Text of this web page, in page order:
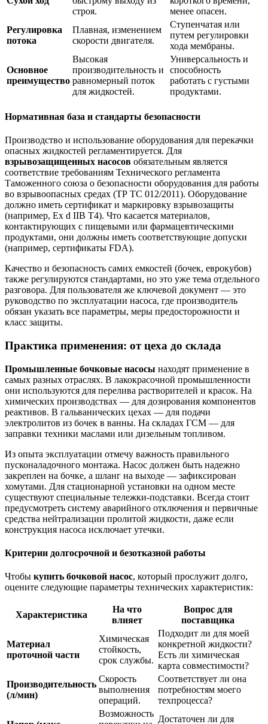
строя.
менее опасен.
Регулировка
потока
Плавная, изменением
скорости двигателя.
Ступенчатая или
путем регулировки
хода мембраны.
Основное
преимущество
Высокая
производительность и
равномерный поток
для жидкостей.
Универсальность и
способность
работать с густыми
продуктами.
Нормативная база и стандарты безопасности
Производство и использование оборудования для перекачки
опасных жидкостей регламентируется. Для
взрывозащищенных насосов обязательным является
соответствие требованиям Технического регламента
Таможенного союза о безопасности оборудования для работы
во взрывоопасных средах (ТР ТС 012/2011). Оборудование
должно иметь сертификат и маркировку взрывозащиты
(например, Ex d IIB T4). Что касается материалов,
контактирующих с пищевыми или фармацевтическими
продуктами, они должны иметь соответствующие допуски
(например, сертификаты FDA).
Качество и безопасность самих емкостей (бочек, еврокубов)
также регулируются стандартами, но это уже тема отдельного
разговора. Для пользователя же ключевой документ — это
руководство по эксплуатации насоса, где производитель
обязан указать все параметры, меры предосторожности и
класс защиты.
Практика применения: от цеха до склада
Промышленные бочковые насосы находят применение в
самых разных отраслях. В лакокрасочной промышленности
они используются для перелива растворителей и красок. На
химических производствах — для дозирования компонентов
реактивов. В гальванических цехах — для подачи
электролитов из бочек в ванны. На складах ГСМ — для
заправки техники маслами или дизельным топливом.
Из опыта эксплуатации отмечу важность правильного
пусконаладочного монтажа. Насос должен быть надежно
закреплен на бочке, а шланг на выходе — зафиксирован
хомутами. Для стационарной установки на одном месте
существуют специальные тележки-подставки. Всегда стоит
предусмотреть систему аварийного отключения и первичные
средства нейтрализации пролитой жидкости, даже если
конструкция насоса исключает утечки.
Критерии долгосрочной и безотказной работы
Чтобы купить бочковой насос, который прослужит долго,
оцените следующие параметры технических характеристик:
Характеристика
На что
влияет
Вопрос для
поставщика
Материал
проточной части
Химическая
стойкость,
срок службы.
Подходит ли для моей
конкретной жидкости?
Есть ли химическая
карта совместимости?
Производительность
(л/мин)
Скорость
выполнения
операций.
Соответствует ли она
потребностям моего
техпроцесса?
Возможность
Достаточен ли для